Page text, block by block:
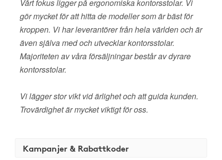
Vårt fokus ligger på ergonomiska kontorsstolar. Vi
gör mycket för att hitta de modeller som är bäst för
kroppen. Vi har leverantörer från hela världen och är
även själva med och utvecklar kontorsstolar.
Majoriteten av våra försäljningar består av dyrare
kontorsstolar.
Vi lägger stor vikt vid ärlighet och att guida kunden.
Trovärdighet är mycket viktigt för oss.
Kampanjer & Rabattkoder